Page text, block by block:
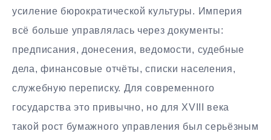
усиление бюрократической культуры. Империя
всё больше управлялась через документы:
предписания, донесения, ведомости, судебные
дела, финансовые отчёты, списки населения,
служебную переписку. Для современного
государства это привычно, но для XVIII века
такой рост бумажного управления был серьёзным